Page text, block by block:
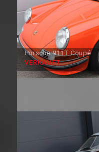
Porsche 911T Coupé
VERKAUFT